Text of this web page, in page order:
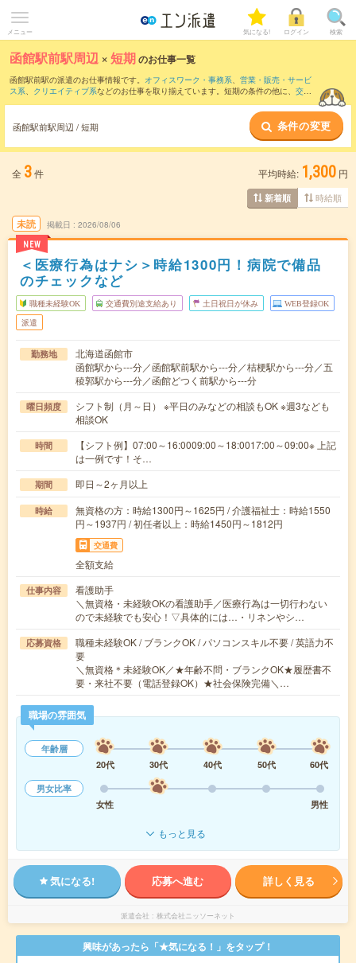
メニュー 気になる! ログイン 検索
函館駅前駅周辺 ×短期のお仕事一覧
函館駅前駅の派遣のお仕事情報です。 オフィスワーク・事務系、 営業・販売・サービ
ス系、 クリエイティブ系などのお仕事を取り揃えています。短期の条件の他に、 交通
函館駅前駅周辺 / 短期 条件の変更
全 3件 平均時給: 1,300 円
新着順 時給順
未読
NEW
掲載日 2026/08/06
＜医療行為はナシ＞時給1300円！病院で備品
のチェックなど
職種未経験OK 交通費別途支給あり 土日祝日が休み WEB登録OK
派遣
勤務地
北海道函館市
函館駅から---分／函館駅前駅から---分／桔梗駅から---分／五
稜郭駅から---分／函館どつく前駅から---分
曜日頻度
シフト制（月～日） ※平日のみなどの相談もOK ※週3なども
相談OK
時間
【シフト例】07:00～16:0009:00～18:0017:00～09:00※ 上記
は一例です！そ…
期間 即日～2ヶ月以上
時給
無資格の方：時給1300円～1625円 / 介護福祉士：時給1550
円～1937円 / 初任者以上：時給1450円～1812円
交通費
全額支給
仕事内容
看護助手
＼無資格・未経験OKの看護助手／医療行為は一切行わない
ので未経験でも安心！▽具体的には…・リネンやシ…
応募資格
職種未経験OK / ブランクOK / パソコンスキル不要 / 英語力不
要
＼無資格＊未経験OK／★年齢不問・ブランクOK★履歴書不
要・来社不要（電話登録OK）★社会保険完備＼…
職場の雰囲気
年齢層
20代
30代 40代 50代
60代
男女比率
女性
男性
もっと見る
気になる! 応募へ進む 詳しく見る
派遣会社 株式会社ニッソーネット
興味があったら「★気になる！」をタップ！